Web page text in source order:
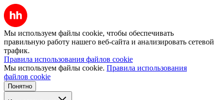
Мы используем файлы cookie, чтобы обеспечивать
правильную работу нашего веб-сайта и анализировать сетевой
трафик.
Правила использования файлов cookie
Мы используем файлы cookie. Правила использования
файлов cookie
Понятно